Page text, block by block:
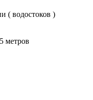
( водостоков )
метров